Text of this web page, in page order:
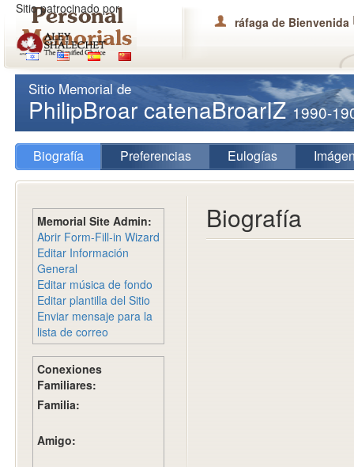
Sitio patrocinado por
ráfaga de Bienvenida
Sitio Memorial de
PhilipBroar catenaBroarIZ1990-
Biografía Preferencias Eulogías
Memorial Site Admin:
Abrir Form-Fill-in Wizard
Editar Información
General
Editar música de fondo
Editar plantilla del Sitio
Enviar mensaje para la
lista de correo
Conexiones
Familiares:
Familia:
Amigo:
Biografía